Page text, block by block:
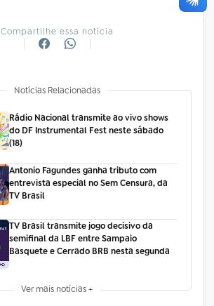
Compartilhe essa notícia
Notícias Relacionadas
Rádio Nacional transmite ao vivo shows
do DF Instrumental Fest neste sábado
(18)
Antonio Fagundes ganha tributo com
entrevista especial no Sem Censura, da
TV Brasil
TV Brasil transmite jogo decisivo da
semifinal da LBF entre Sampaio
Basquete e Cerrado BRB nesta segunda
Ver mais notícias +